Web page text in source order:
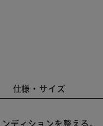
仕様・サイズ
ディションを整える。